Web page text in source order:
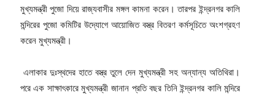
মুখ্যমন্ত্রী পুজো দিয়ে রাজ্যবাসীর মঙ্গল কামনা করেন। তারপর ইন্দ্রনগর কালি
মন্দিরের পুজো কমিটির উদ্যোগে আয়োজিত বস্ত্র বিতরণ কর্মসূচিতে অংশগ্রহণ
করেন মুখ্যমন্ত্রী।
এলাকার দুঃস্থদের হাতে বস্ত্র তুলে দেন মুখ্যমন্ত্রী সহ অন্যান্য অতিথিরা।
পরে এক সাক্ষাৎকারে মুখ্যমন্ত্রী জানান প্রতি বছর তিনি ইন্দ্রনগর কালি মন্দিরে